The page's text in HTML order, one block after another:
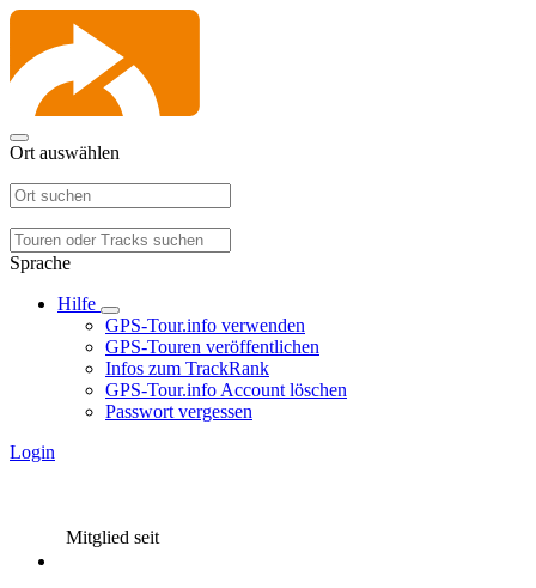
Ort auswählen
Sprache
Hilfe
GPS-Tour.info verwenden
GPS-Touren veröffentlichen
Infos zum TrackRank
GPS-Tour.info Account löschen
Passwort vergessen
Login
Mitglied seit